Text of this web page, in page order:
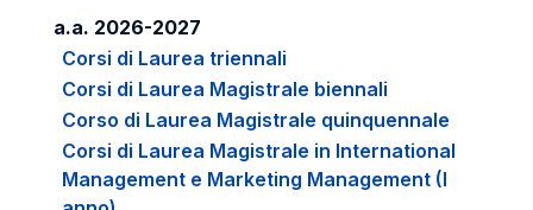
a.a. 2026-2027
Corsi di Laurea triennali
Corsi di Laurea Magistrale biennali
Corso di Laurea Magistrale quinquennale
Corsi di Laurea Magistrale in International
Management e Marketing Management (I